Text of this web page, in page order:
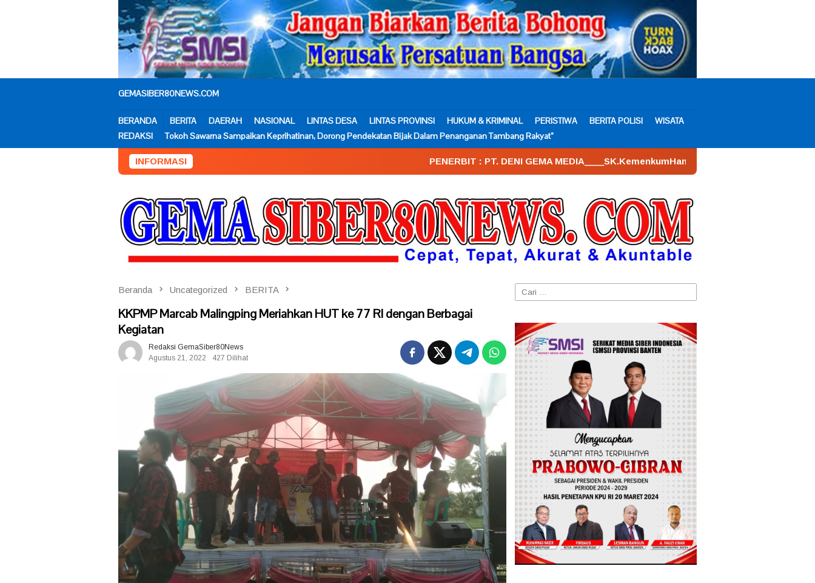
GEMASIBER80NEWS.COM
BERANDA BERITA DAERAH NASIONAL LINTAS DESA LINTAS PROVINSI HUKUM & KRIMINAL PERISTIWA BERITA POLISI
WISATA
REDAKSI
Tokoh Sawarna Sampaikan Keprihatinan, Dorong Pendekatan Bijak Dalam Penanganan Tambang Rakyat”
INFORMASI PENERBIT : PT. DENI GEMA MEDIA____SK.KemenkumHam : AHU – 026590.AH.01.30.___Tahun 2022.
Beranda Uncategorized BERITA
KKPMP Marcab Malingping Meriahkan HUT ke 77 RI dengan Berbagai
Kegiatan
Redaksi GemaSiber80News
Agustus 21, 2022
427 Dilihat
Cari
untuk: